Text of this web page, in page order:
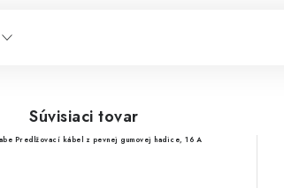
Súvisiaci tovar